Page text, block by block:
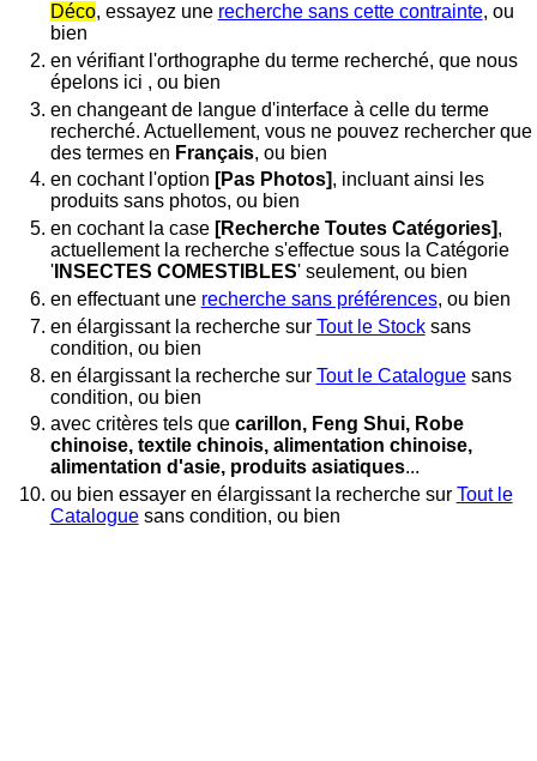
Déco, essayez une recherche sans cette contrainte, ou
bien
en vérifiant l'orthographe du terme recherché, que nous
épelons ici , ou bien
en changeant de langue d'interface à celle du terme
recherché. Actuellement, vous ne pouvez rechercher que
des termes en Français, ou bien
en cochant l'option [Pas Photos], incluant ainsi les
produits sans photos, ou bien
en cochant la case [Recherche Toutes Catégories],
actuellement la recherche s'effectue sous la Catégorie
'INSECTES COMESTIBLES' seulement, ou bien
en effectuant une recherche sans préférences, ou bien
en élargissant la recherche sur Tout le Stocksans
condition, ou bien
en élargissant la recherche sur Tout le Cataloguesans
condition, ou bien
avec critères tels que carillon, Feng Shui, Robe
chinoise, textile chinois, alimentation chinoise,
alimentation d'asie, produits asiatiques...
ou bien essayer en élargissant la recherche sur Tout le
Cataloguesans condition, ou bien